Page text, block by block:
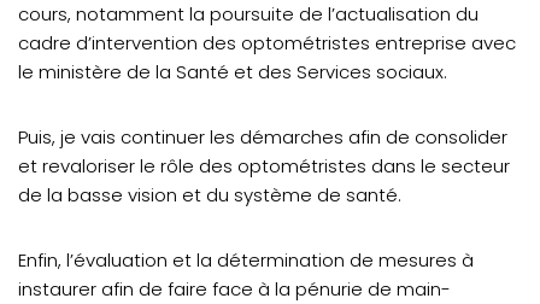
cours, notamment la poursuite de l’actualisation du
cadre d’intervention des optométristes entreprise avec
le ministère de la Santé et des Services sociaux.
Puis, je vais continuer les démarches afin de consolider
et revaloriser le rôle des optométristes dans le secteur
de la basse vision et du système de santé.
Enfin, l’évaluation et la détermination de mesures à
instaurer afin de faire face à la pénurie de main-